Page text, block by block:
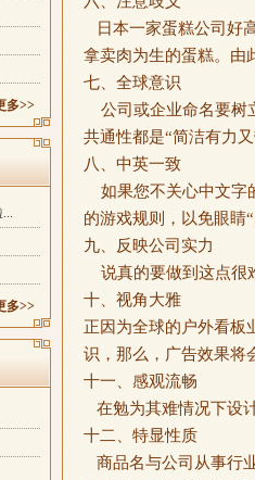
多>>
多>>
日本一家蛋糕公司好
拿卖肉为生的蛋糕。由
七、全球意识
公司或企业命名要树
共通性都是“简洁有力又
八、中英一致
如果您不关心中文字
的游戏规则，以免眼睛
九、反映公司实力
说真的要做到这点很
十、视角大雅
正因为全球的户外看板
识，那么，广告效果将
十一、感观流畅
在勉为其难情况下设
十二、特显性质
商品名与公司从事行